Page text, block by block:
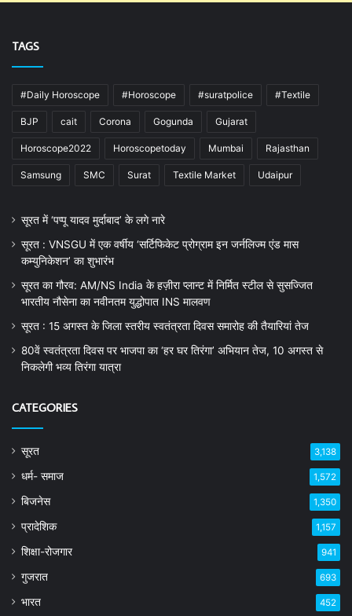
TAGS
#Daily Horoscope #Horoscope #suratpolice #Textile
BJP cait Corona Gogunda Gujarat
Horoscope2022 Horoscopetoday Mumbai Rajasthan
Samsung SMC Surat Textile Market Udaipur
सूरत में ‘पप्पू यादव मुर्दाबाद’ के लगे नारे
सूरत : VNSGU में एक वर्षीय ‘सर्टिफिकेट प्रोग्राम इन जर्नलिज्म एंड मास
कम्युनिकेशन’ का शुभारंभ
सूरत का गौरव: AM/NS India के हज़ीरा प्लान्ट में निर्मित स्टील से सुसज्जित
भारतीय नौसेना का नवीनतम युद्धोपात INS मालवण
सूरत : 15 अगस्त के जिला स्तरीय स्वतंत्रता दिवस समारोह की तैयारियां तेज
80वें स्वतंत्रता दिवस पर भाजपा का ‘हर घर तिरंगा’ अभियान तेज, 10 अगस्त से
निकलेगी भव्य तिरंगा यात्रा
CATEGORIES
सूरत 3,138
धर्म- समाज 1,572
बिजनेस 1,350
प्रादेशिक 1,157
शिक्षा-रोजगार 941
गुजरात 693
भारत 452